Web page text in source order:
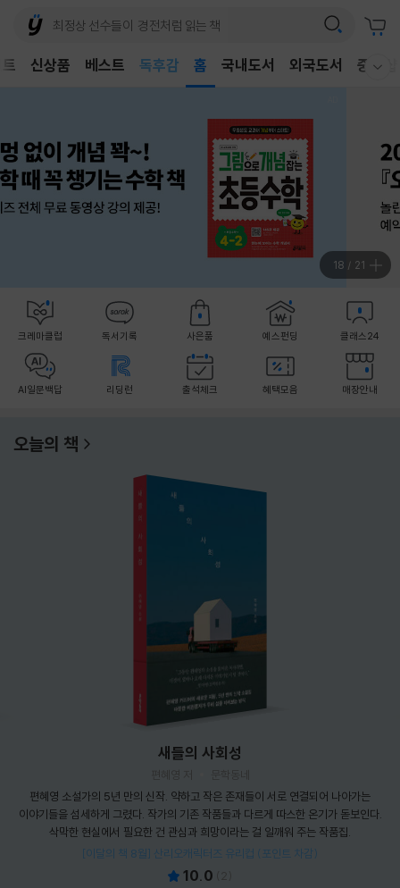
신상품 베스트
독후감
홈 국내도서 외국도서 중고샵
19 / 21
크레마클럽 독서기록 사은품 예스펀딩 클래스24
AI일문백답 리딩런 출석체크 혜택모음 매장안내
오늘의 책
새들의 사회성
편혜영 소설가의 5년 만의 신작. 약하고 작은 존재들이 서로 연결되어 나아가는
이야기들을 섬세하게 그렸다. 작가의 기존 작품들과 다르게 따스한 온기가 돋보인다.
삭막한 현실에서 필요한 건 관심과 희망이라는 걸 일깨워 주는 작품집.
[이달의 책 8월] 산리오캐릭터즈 유리컵 (포인트 차감)
10.0